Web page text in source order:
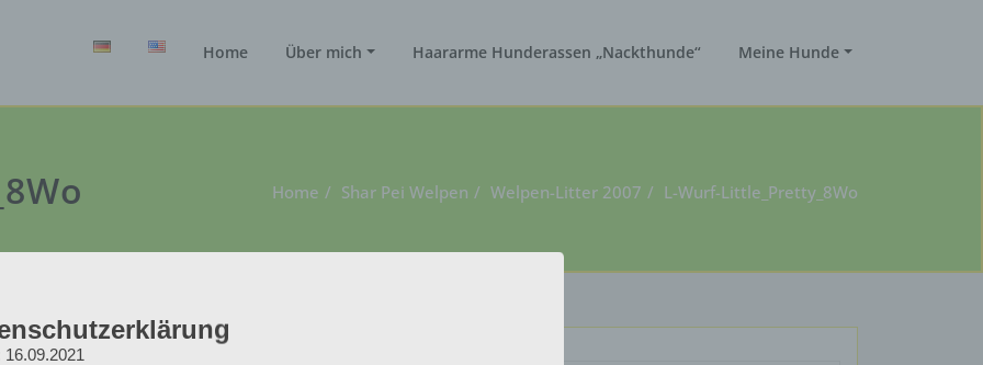
Home Über mich Haararme Hunderassen „Nackthunde“ Meine Hunde
Home Shar Pei Welpen Welpen-Litter 2007 L-Wurf-Little_Pretty_8Wo
16.09.2021